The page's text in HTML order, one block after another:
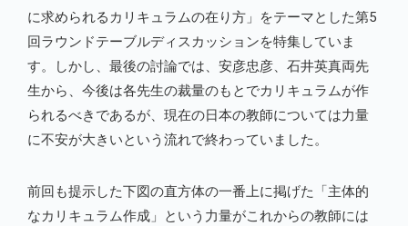
に求められるカリキュラムの在り方」をテーマとした第5
回ラウンドテーブルディスカッションを特集していま
す。しかし、最後の討論では、安彦忠彦、石井英真両先
生から、今後は各先生の裁量のもとでカリキュラムが作
られるべきであるが、現在の日本の教師については力量
に不安が大きいという流れで終わっていました。
前回も提示した下図の直方体の一番上に掲げた「主体的
なカリキュラム作成」という力量がこれからの教師には